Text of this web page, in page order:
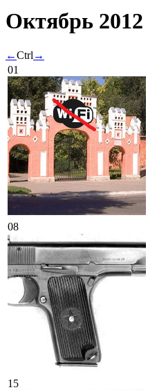
Октябрь 2012
←Ctrl →
01
08
15